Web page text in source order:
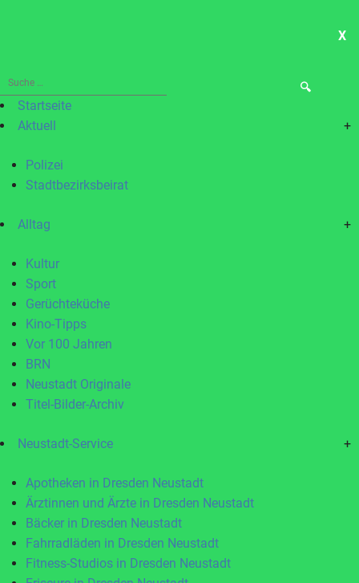
X
Suche
nach:Startseite
Aktuell
+
Polizei
Stadtbezirksbeirat
Alltag +
Kultur
Sport
Gerüchteküche
Kino-Tipps
Vor 100 Jahren
BRN
Neustadt Originale
Titel-Bilder-Archiv
Neustadt-Service +
Apotheken in Dresden Neustadt
Ärztinnen und Ärzte in Dresden Neustadt
Bäcker in Dresden Neustadt
Fahrradläden in Dresden Neustadt
Fitness-Studios in Dresden Neustadt